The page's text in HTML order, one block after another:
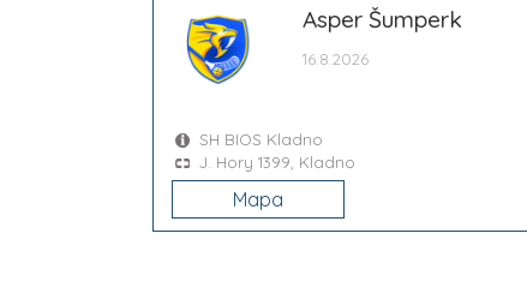
Asper Šumperk
16.8.2026
SH BIOS Kladno
J. Hory 1399, Kladno
Mapa